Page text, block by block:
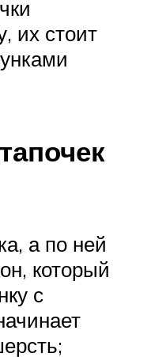
их стоит
а по ней
который
с